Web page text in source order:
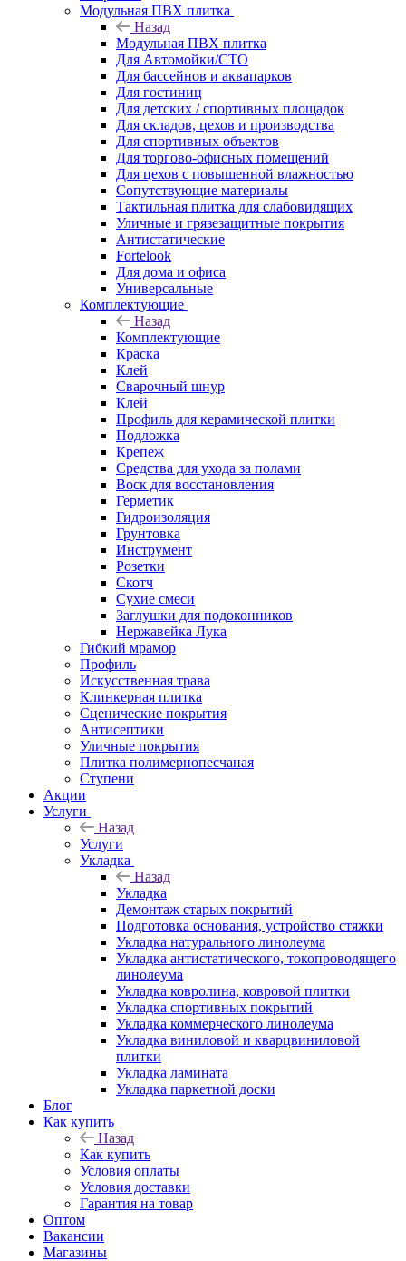
Модульная ПВХ плитка
Назад
Модульная ПВХ плитка
Для Автомойки/СТО
Для бассейнов и аквапарков
Для гостиниц
Для детских / спортивных площадок
Для складов, цехов и производства
Для спортивных объектов
Для торгово-офисных помещений
Для цехов с повышенной влажностью
Сопутствующие материалы
Тактильная плитка для слабовидящих
Уличные и грязезащитные покрытия
Антистатические
Fortelook
Для дома и офиса
Универсальные
Комплектующие
Назад
Комплектующие
Краска
Клей
Сварочный шнур
Клей
Профиль для керамической плитки
Подложка
Крепеж
Средства для ухода за полами
Воск для восстановления
Герметик
Гидроизоляция
Грунтовка
Инструмент
Розетки
Скотч
Сухие смеси
Заглушки для подоконников
Нержавейка Лука
Гибкий мрамор
Профиль
Искусственная трава
Клинкерная плитка
Сценические покрытия
Антисептики
Уличные покрытия
Плитка полимернопесчаная
Ступени
Акции
Услуги
Назад
Услуги
Укладка
Назад
Укладка
Демонтаж старых покрытий
Подготовка основания, устройство стяжки
Укладка натурального линолеума
Укладка антистатического, токопроводящего
линолеума
Укладка ковролина, ковровой плитки
Укладка спортивных покрытий
Укладка коммерческого линолеума
Укладка виниловой и кварцвиниловой
плитки
Укладка ламината
Укладка паркетной доски
Блог
Как купить
Назад
Как купить
Условия оплаты
Условия доставки
Гарантия на товар
Оптом
Вакансии
Магазины